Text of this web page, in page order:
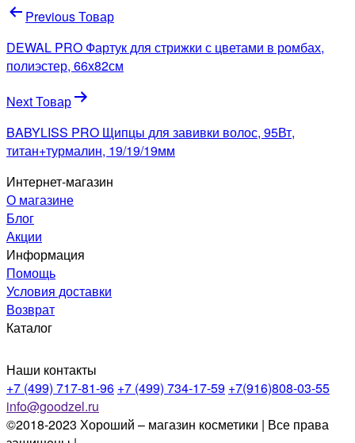
Навигация
по
записям
Previous Товар
DEWAL PRO Фартук для стрижки с цветами в ромбах,
полиэстер, 66х82см
Next Товар
BABYLISS PRO Щипцы для завивки волос, 95Вт,
титан+турмалин, 19/19/19мм
Интернет-магазин
О магазине
Блог
Акции
Информация
Помощь
Условия доставки
Возврат
Каталог
Наши контакты
+7 (499) 717-81-96 +7 (499) 734-17-59 +7(916)808-03-55
info@goodzel.ru
©2018-2023 Хороший – магазин косметики | Все права